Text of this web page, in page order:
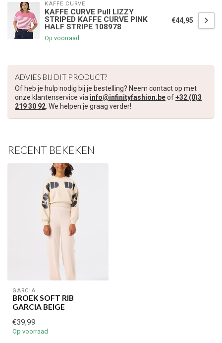
KAFFE CURVE
KAFFE CURVE Pull LIZZY
STRIPED KAFFE CURVE PINK
HALF STRIPE 108978
Op voorraad
€44,95
ADVIES BIJ DIT PRODUCT?
Of heb je hulp nodig bij je bestelling? Neem contact op met
onze klantenservice via info@infinityfashion.beof+32 (0)3
219 30 92. We helpen je graag verder!
RECENT BEKEKEN
GARCIA
BROEK SOFT RIB
GARCIA BEIGE
€39,99
Op voorraad
€5,00 korting op je volgende bestelling
over onze nieuwe collectie, en ontvang
volgende aankoop! 😀
Inschrijven
Je korting is geldig bij een minimale bestelwaarde van €45,00